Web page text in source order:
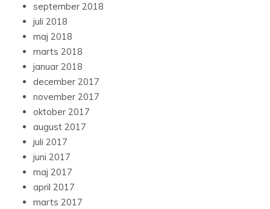
september 2018
juli 2018
maj 2018
marts 2018
januar 2018
december 2017
november 2017
oktober 2017
august 2017
juli 2017
juni 2017
maj 2017
april 2017
marts 2017